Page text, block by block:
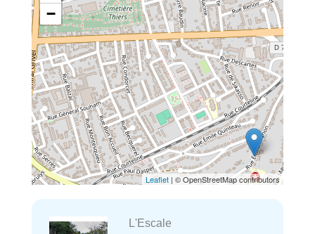
−
Leaflet | © OpenStreetMap contributors
L'Escale